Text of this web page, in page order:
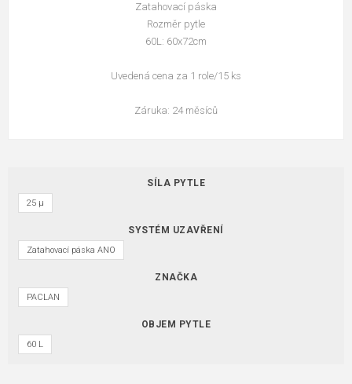
Zatahovací páska
Rozměr pytle
60L: 60x72cm
Uvedená cena za 1 role/15 ks
Záruka: 24 měsíců
SÍLA PYTLE
25 µ
SYSTÉM UZAVŘENÍ
Zatahovací páska ANO
ZNAČKA
PACLAN
OBJEM PYTLE
60 L